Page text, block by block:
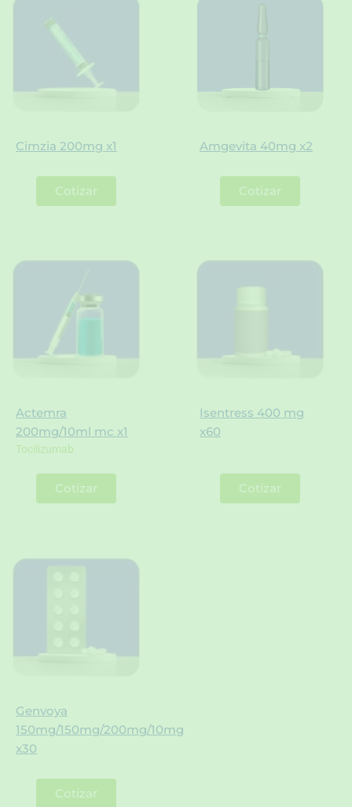
Cimzia 200mg x1
Cotizar
Amgevita 40mg x2
Cotizar
Actemra
200mg/10ml mc x1
Tocilizumab
Cotizar
Isentress 400 mg
x60
Cotizar
Genvoya
150mg/150mg/200mg/10mg
x30
Cotizar